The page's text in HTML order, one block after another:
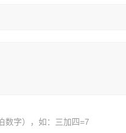
数字），如：三加四=7